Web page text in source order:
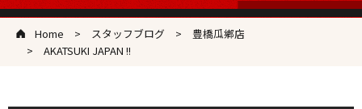
Home スタッフブログ
豊橋瓜鄕店
AKATSUKI JAPAN !!